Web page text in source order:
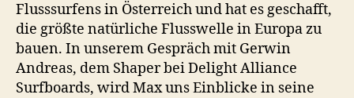
Flusssurfens in Österreich und hat es geschafft,
die größte natürliche Flusswelle in Europa zu
bauen. In unserem Gespräch mit Gerwin
Andreas, dem Shaper bei Delight Alliance
Surfboards, wird Max uns Einblicke in seine